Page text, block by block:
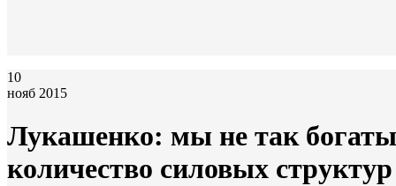
10
нояб 2015
Лукашенко: мы не так
количество силовых структур